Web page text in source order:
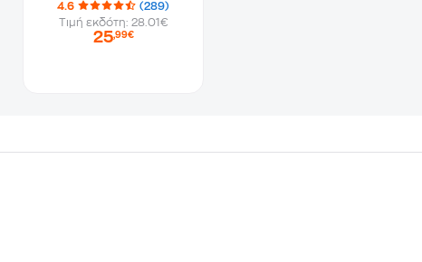
4.6
(289)
Τιμή εκδότη: 28.01€
25,99€